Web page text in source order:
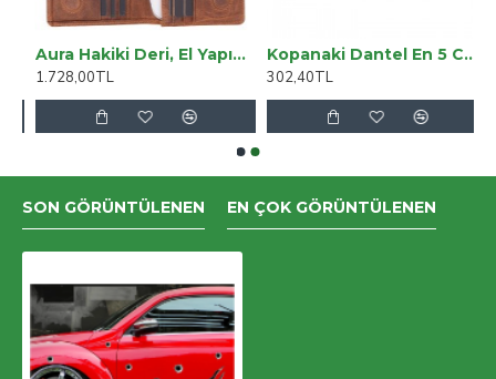
Aura Hakiki Deri, El Yapımı, Telefon Bölmeli, Kadın Cüzdanı, Açık Kahve
1.728,00TL
Kopanaki Dantel En 5 Cm Badem Model Siyah 5 Metre
302,40TL
SON GÖRÜNTÜLENEN EN ÇOK GÖRÜNTÜLENEN